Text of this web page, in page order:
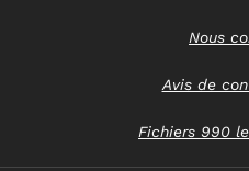
Nous
Avis de
Fichiers 990